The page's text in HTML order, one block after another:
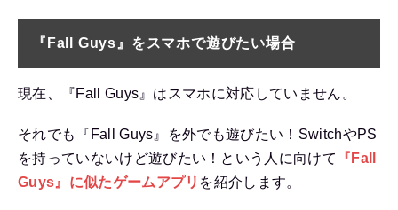
『Fall Guys』をスマホで遊びたい場合
現在、『Fall Guys』はスマホに対応していません。
それでも『Fall Guys』を外でも遊びたい！SwitchやPS
を持っていないけど遊びたい！という人に向けて
『Fall
Guys』に似たゲームアプリ を紹介します。